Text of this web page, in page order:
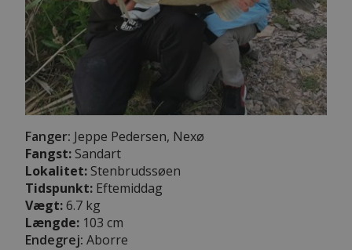
Fanger: Jeppe Pedersen, Nexø
Fangst: Sandart
Lokalitet: Stenbrudssøen
Tidspunkt: Eftemiddag
Vægt:6.7 kg
Længde: 103 cm
Endegrej: Aborre